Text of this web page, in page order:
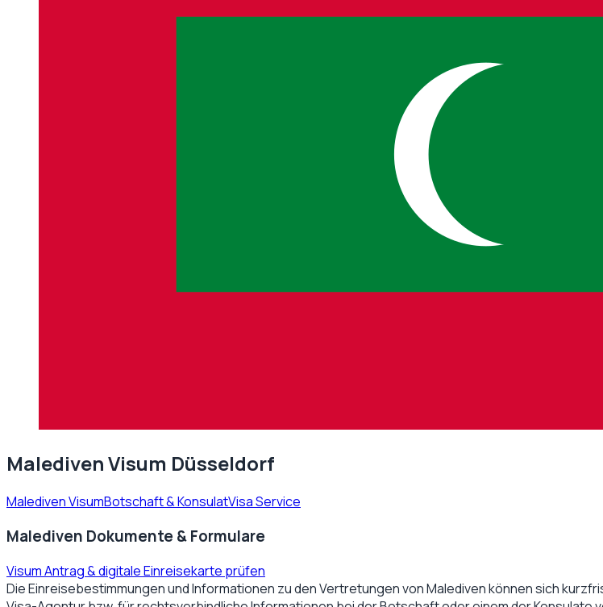
Malediven Visum Düsseldorf
Malediven VisumBotschaft & KonsulatVisa Service
Malediven Dokumente & Formulare
Visum Antrag & digitale Einreisekarte prüfen
Die Einreisebestimmungen und Informationen zu den Vertretungen vonMaledivenkönnen sich